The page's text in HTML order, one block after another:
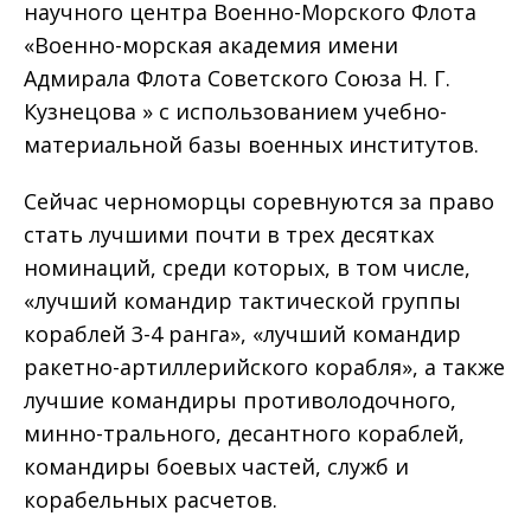
научного центра Военно-Морского Флота
«Военно-морская академия имени
Адмирала Флота Советского Союза Н. Г.
Кузнецова » с использованием учебно-
материальной базы военных институтов.
Сейчас черноморцы соревнуются за право
стать лучшими почти в трех десятках
номинаций, среди которых, в том числе,
«лучший командир тактической группы
кораблей 3-4 ранга», «лучший командир
ракетно-артиллерийского корабля», а также
лучшие командиры противолодочного,
минно-трального, десантного кораблей,
командиры боевых частей, служб и
корабельных расчетов.